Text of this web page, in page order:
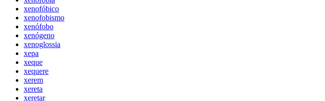
xenofóbico
xenofobismo
xenófobo
xenógeno
xenoglossia
xepa
xeque
xequere
xerem
xereta
xeretar